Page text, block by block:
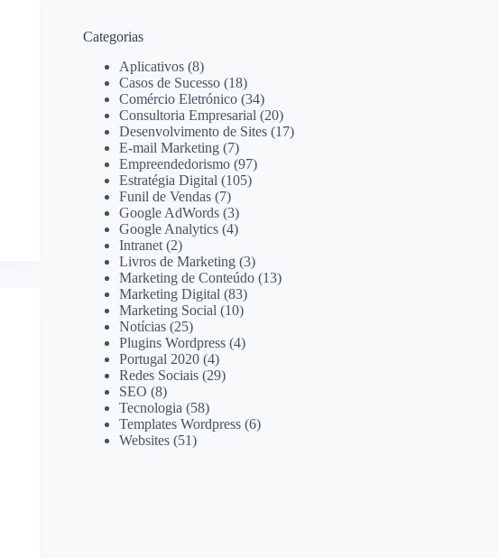
Categorias
Aplicativos (8)
Casos de Sucesso (18)
Comércio Eletrónico (34)
Consultoria Empresarial (20)
Desenvolvimento de Sites (17)
E-mail Marketing (7)
Empreendedorismo (97)
Estratégia Digital (105)
Funil de Vendas (7)
Google AdWords (3)
Google Analytics (4)
Intranet (2)
Livros de Marketing (3)
Marketing de Conteúdo (13)
Marketing Digital (83)
Marketing Social (10)
Notícias (25)
Plugins Wordpress (4)
Portugal 2020 (4)
Redes Sociais (29)
SEO (8)
Tecnologia (58)
Templates Wordpress (6)
Websites (51)